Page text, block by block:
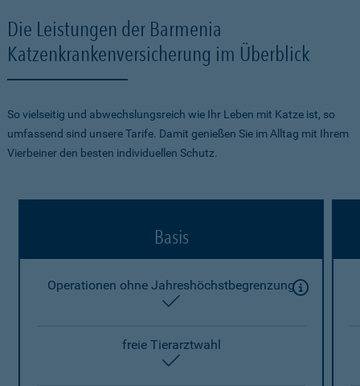
Die Leistungen der Barmenia
Katzenkrankenversicherung im Überblick
So vielseitig und abwechslungsreich wie Ihr Leben mit Katze ist, so
umfassend sind unsere Tarife. Damit genießen Sie im Alltag mit Ihrem
Vierbeiner den besten individuellen Schutz.
Basis
Operationen ohne Jahreshöchstbegrenzung
freie Tierarztwahl